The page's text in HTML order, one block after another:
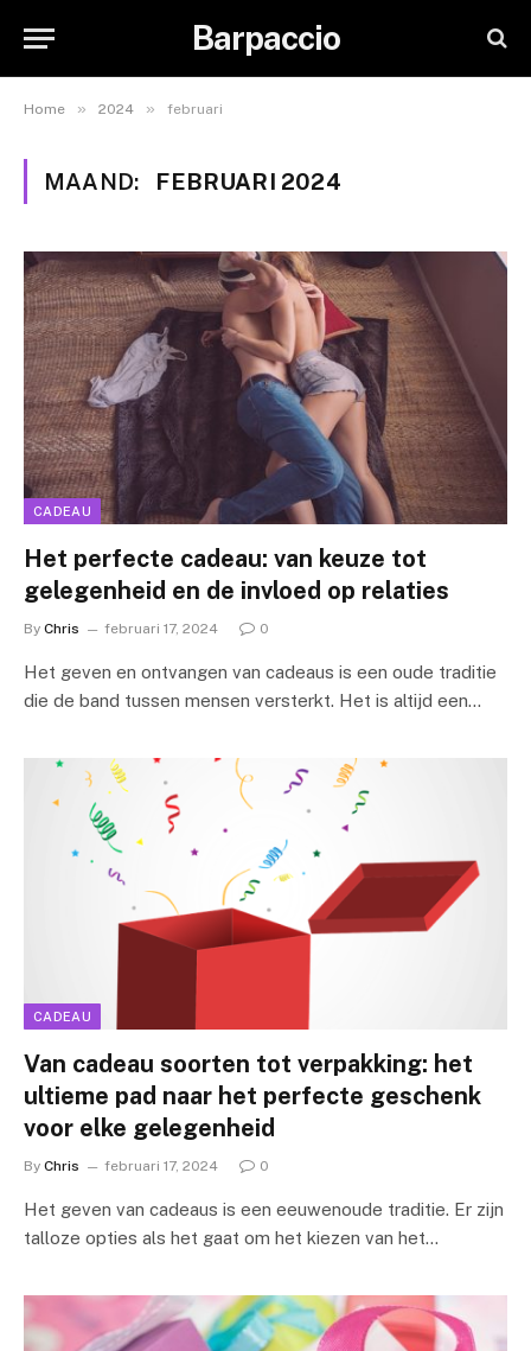
Barpaccio
Home » 2024 » februari
MAAND: FEBRUARI 2024
CADEAU
Het perfecte cadeau: van keuze tot
gelegenheid en de invloed op relaties
By Chris februari 17, 2024 0
Het geven en ontvangen van cadeaus is een oude traditie
die de band tussen mensen versterkt. Het is altijd een…
CADEAU
Van cadeau soorten tot verpakking: het
ultieme pad naar het perfecte geschenk
voor elke gelegenheid
By Chris februari 17, 2024 0
Het geven van cadeaus is een eeuwenoude traditie. Er zijn
talloze opties als het gaat om het kiezen van het…